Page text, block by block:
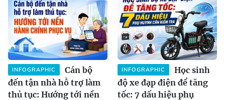
INFOGRAPHIC
Cán bộ
đến tận nhà hỗ trợ làm
thủ tục: Hướng tới nền
INFOGRAPHIC
Học sinh
độ xe đạp điện để tăng
tốc: 7 dấu hiệu phụ